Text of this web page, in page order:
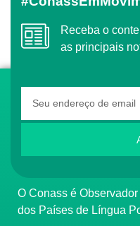
Receba o conteúdo semanal do Conass com
as principais
O Conass é Observador Consultivo da Comunidade
dos Países de Língua